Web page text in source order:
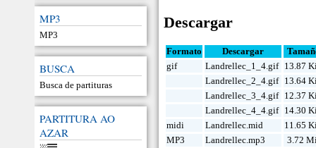
MP3
MP3
BUSCA
Busca de partituras
PARTITURA AO
AZAR
Descargar
Formato Descargar
gif
Landrellec_1_4.gif 13.87
Landrellec_2_4.gif 13.64
Landrellec_3_4.gif 12.37
Landrellec_4_4.gif 14.30
midi
Landrellec.mid
11.65
MP3
Landrellec.mp3 3.72